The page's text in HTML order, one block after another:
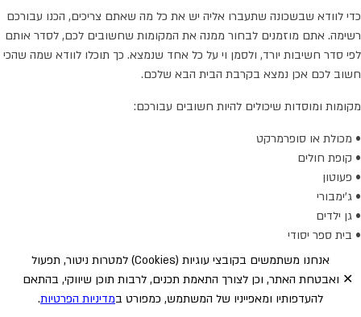
אנחנו משתמשים בקובצי עוגיות (Cookies) למטרות ניטור, תפעול
ואבטחת האתר, וכן לצורך התאמת תכנים, לרבות תוכן שיווקי, בהתאם
להעדפותיו ומאפייניו של המשתמש, כמפורט במדיניות הפרטיות.
✕
כדי לוודא שבשכונה שתעברו אליה יש את כל מה שאתם צריכים, הכנו עבורכם
רשימה. אתם מוזמנים לבחור ממנה את המקומות שחשובים לכם, לסדר אותם
לפי סדר חשיבות יורד, ולסמן וי על כל אחד שנמצא. כך תוכלו לוודא שמה שהכי
חשוב לכם אכן נמצא בקרבת הבית הבא שלכם.
מקומות ומוסדות שיכולים להיות חשובים עבורכם:
• מכולת או סופרמרקט
• קופת חולים
• פעוטון
• ג'ימבורי
• גן ילדים
• בית ספר יסודי
• בית ספר תיכון
• פארק עם מגרש משחקים
• גינת כלבים